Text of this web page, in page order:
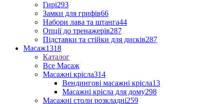
Гирі293
Замки для грифів66
Набори лава та штанга44
Опції до тренажерів287
Підставки та стійки для дисків287
Масаж1318
Каталог
Все Масаж
Масажні крісла314
Вендингові масажні крісла13
Масажні крісла для дому298
Масажні столи розкладні259